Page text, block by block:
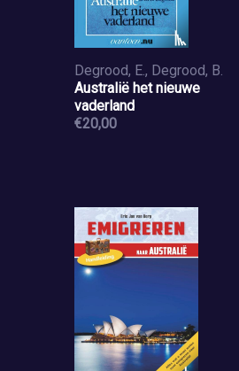
Degrood, E., Degrood, B.
Australië het nieuwe
vaderland
€20,00